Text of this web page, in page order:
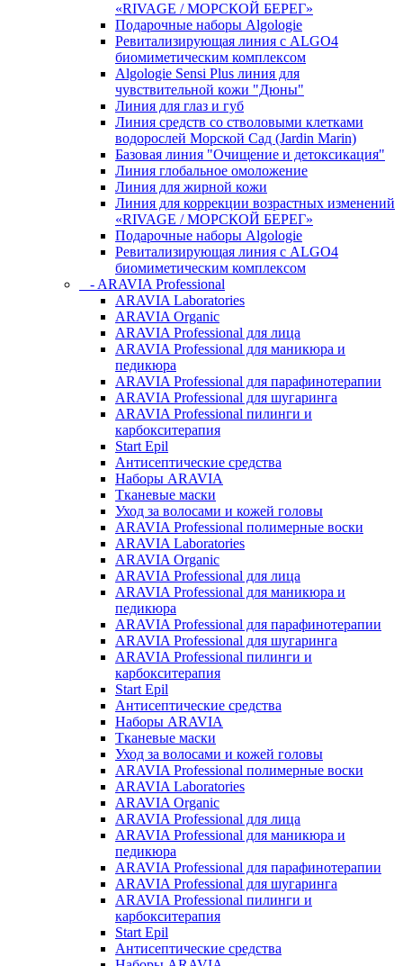
«RIVAGE / МОРСКОЙ БЕРЕГ»
Подарочные наборы Algologie
Ревитализирующая линия с ALGO4
биомиметическим комплексом
Algologie Sensi Plus линия для
чувcтвительной кожи "Дюны"
Линия для глаз и губ
Линия средств со стволовыми клетками
водорослей Морской Сад (Jardin Marin)
Базовая линия "Очищение и детоксикация"
Линия глобальное омоложение
Линия для жирной кожи
Линия для коррекции возрастных изменений
«RIVAGE / МОРСКОЙ БЕРЕГ»
Подарочные наборы Algologie
Ревитализирующая линия с ALGO4
биомиметическим комплексом
- ARAVIA Professional
ARAVIA Laboratories
ARAVIA Organic
ARAVIA Professional для лица
ARAVIA Professional для маникюра и
педикюра
ARAVIA Professional для парафинотерапии
ARAVIA Professional для шугаринга
ARAVIA Professional пилинги и
карбокситерапия
Start Epil
Антисептические средства
Наборы ARAVIA
Тканевые маски
Уход за волосами и кожей головы
ARAVIA Professional полимерные воски
ARAVIA Laboratories
ARAVIA Organic
ARAVIA Professional для лица
ARAVIA Professional для маникюра и
педикюра
ARAVIA Professional для парафинотерапии
ARAVIA Professional для шугаринга
ARAVIA Professional пилинги и
карбокситерапия
Start Epil
Антисептические средства
Наборы ARAVIA
Тканевые маски
Уход за волосами и кожей головы
ARAVIA Professional полимерные воски
ARAVIA Laboratories
ARAVIA Organic
ARAVIA Professional для лица
ARAVIA Professional для маникюра и
педикюра
ARAVIA Professional для парафинотерапии
ARAVIA Professional для шугаринга
ARAVIA Professional пилинги и
карбокситерапия
Start Epil
Антисептические средства